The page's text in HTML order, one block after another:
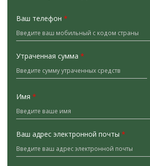
Ваш телефон *
Утраченная сумма *
Имя *
Ваш адрес электронной почты *